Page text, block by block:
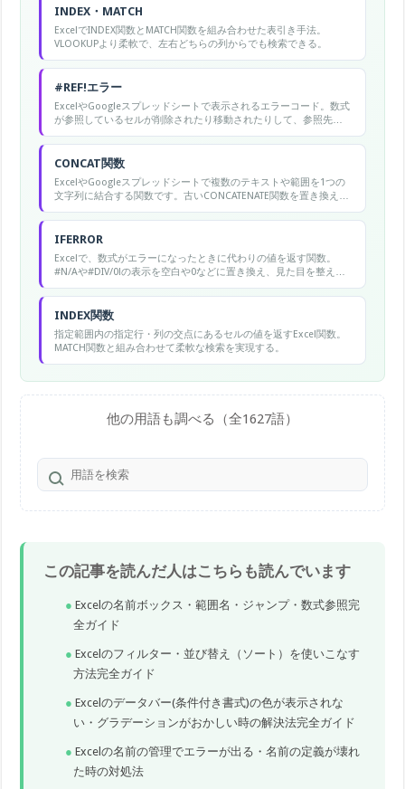
INDEX・MATCH
ExcelでINDEX関数とMATCH関数を組み合わせた表引き手法。
VLOOKUPより柔軟で、左右どちらの列からでも検索できる。
#REF!エラー
ExcelやGoogleスプレッドシートで表示されるエラーコード。数式
が参照しているセルが削除されたり移動されたりして、参照先が
存在しなくなった時に表示されます。「Reference（参照）」の略
です。
CONCAT関数
ExcelやGoogleスプレッドシートで複数のテキストや範囲を1つの
文字列に結合する関数です。古いCONCATENATE関数を置き換える
新しい関数です。
IFERROR
Excelで、数式がエラーになったときに代わりの値を返す関数。
#N/Aや#DIV/0!の表示を空白や0などに置き換え、見た目を整えら
れる。
INDEX関数
指定範囲内の指定行・列の交点にあるセルの値を返すExcel関数。
MATCH関数と組み合わせて柔軟な検索を実現する。
他の用語も調べる（全1627語）
この記事を読んだ人はこちらも読んでいます
Excelの名前ボックス・範囲名・ジャンプ・数式参照完
全ガイド
Excelのフィルター・並び替え（ソート）を使いこなす
方法完全ガイド
Excelのデータバー(条件付き書式)の色が表示されな
い・グラデーションがおかしい時の解決法完全ガイド
Excelの名前の管理でエラーが出る・名前の定義が壊れ
た時の対処法